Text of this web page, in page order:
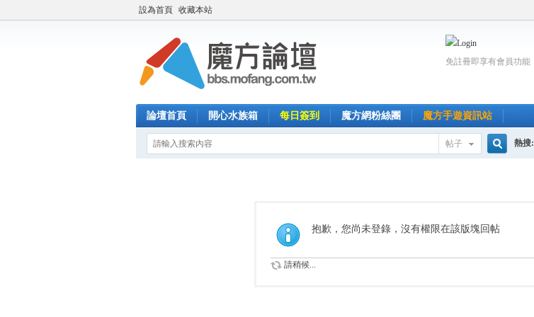
設為首頁 收藏本站
免註冊即享有會員功能
論壇首頁 開心水族箱 每日簽到 魔方網粉絲團 魔方手遊資訊站
帖子
索
熱搜:
抱歉，您尚未登錄，沒有權限在該版塊回帖
請稍候...